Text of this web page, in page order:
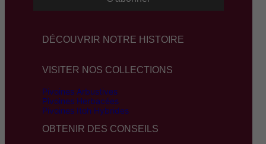
DÉCOUVRIR NOTRE HISTOIRE
VISITER NOS COLLECTIONS
Pivoines Arbustives
Pivoines Herbacées
Pivoines Itoh Hybrides
OBTENIR DES CONSEILS